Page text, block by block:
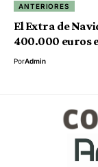
ANTERIORES
El Extra de
400.000 euros
PorAdmin